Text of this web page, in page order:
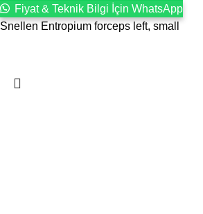
Fiyat & Teknik Bilgi İçin WhatsApp
Snellen Entropium forceps left, small